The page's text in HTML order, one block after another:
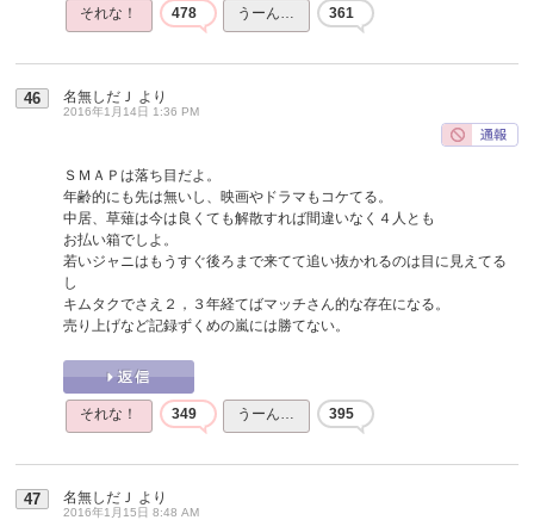
それな！ 478 うーん… 361
46 名無しだＪ より
2016年1月14日 1:36 PM
ＳＭＡＰは落ち目だよ。
年齢的にも先は無いし、映画やドラマもコケてる。
中居、草薙は今は良くても解散すれば間違いなく４人とも
お払い箱でしよ。
若いジャニはもうすぐ後ろまで来てて追い抜かれるのは目に見えてる
し
キムタクでさえ２，３年経てばマッチさん的な存在になる。
売り上げなど記録ずくめの嵐には勝てない。
それな！ 349 うーん… 395
47 名無しだＪ より
2016年1月15日 8:48 AM